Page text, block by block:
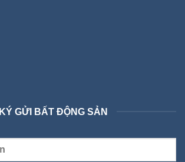
KÝ GỬI BẤT ĐỘNG SẢN